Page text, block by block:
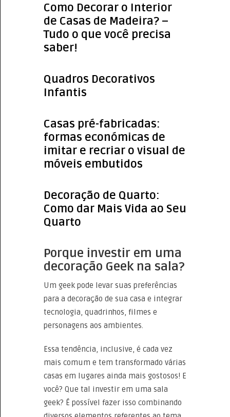
Como Decorar o Interior
de Casas de Madeira? –
Tudo o que você precisa
saber!
Quadros Decorativos
Infantis
Casas pré-fabricadas:
formas económicas de
imitar e recriar o visual de
móveis embutidos
Decoração de Quarto:
Como dar Mais Vida ao Seu
Quarto
Porque investir em uma
decoração Geek na sala?
Um geek pode levar suas preferências
para a decoração de sua casa e integrar
tecnologia, quadrinhos, filmes e
personagens aos ambientes.
Essa tendência, inclusive, é cada vez
mais comum e tem transformado várias
casas em lugares ainda mais gostosos! E
você? Que tal investir em uma sala
geek? É possível fazer isso combinando